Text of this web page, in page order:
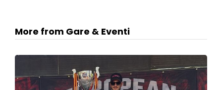
More from Gare & Eventi